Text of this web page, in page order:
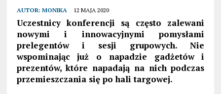
AUTOR: MONIKA 12 MAJA 2020
Uczestnicy konferencji są często zalewani
nowymi i innowacyjnymi pomysłami
prelegentów i sesji grupowych. Nie
wspominając już o napadzie gadżetów i
prezentów, które napadają na nich podczas
przemieszczania się po hali targowej.